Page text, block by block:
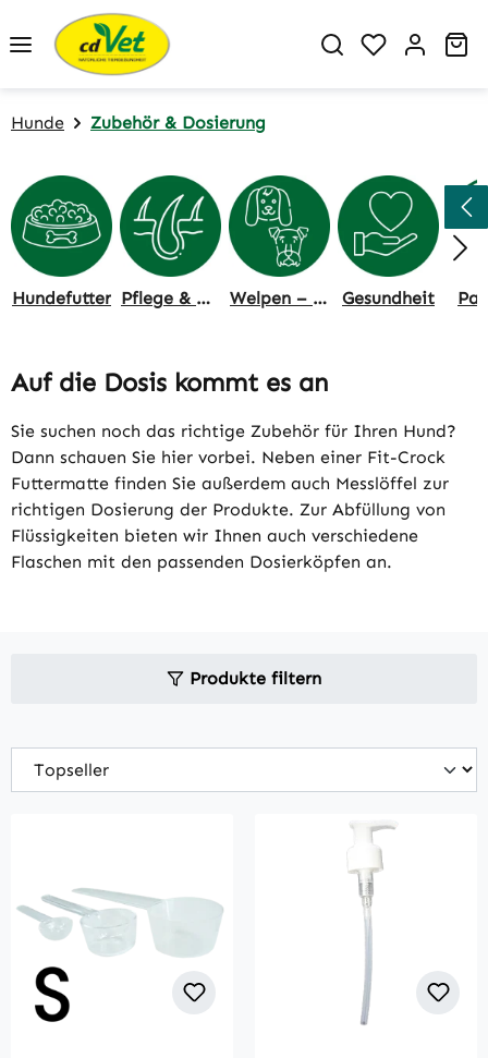
Zum Hauptinhalt springen
Du hast 0
Hunde Zubehör & Dosierung
Hundefutter Pflege & Hygiene Welpen – Zucht & Alter Gesundheit
Auf die Dosis kommt es an
Sie suchen noch das richtige Zubehör für Ihren Hund?
Dann schauen Sie hier vorbei. Neben einer Fit-Crock
Futtermatte finden Sie außerdem auch Messlöffel zur
richtigen Dosierung der Produkte. Zur Abfüllung von
Flüssigkeiten bieten wir Ihnen auch verschiedene
Flaschen mit den passenden Dosierköpfen an.
Produkte filtern